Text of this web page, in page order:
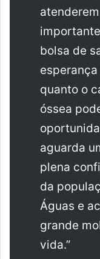
bolsa de
quanto o
óssea
aguarda
plena
da
Águas e
grande
vida.”